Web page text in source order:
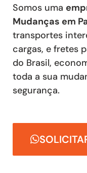
Somos uma
Mudanças em
transportes
cargas, e fretes
do Brasil,
toda a sua
segurança.